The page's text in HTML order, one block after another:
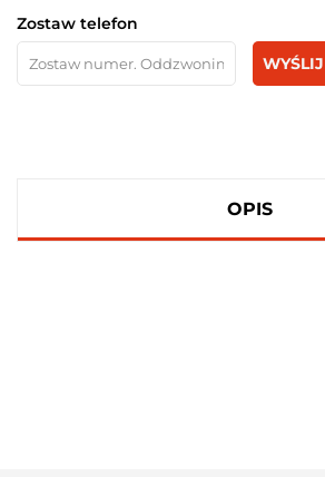
Zostaw telefon
WYŚLIJ
OPIS